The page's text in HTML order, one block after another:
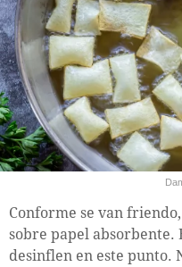
Conforme se van
sobre papel absorbente.
desinflen en este punto.